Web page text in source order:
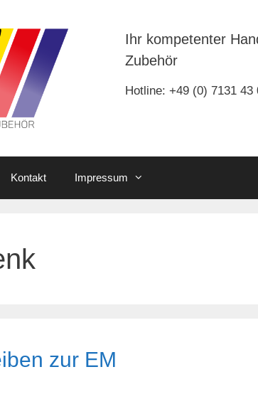
Ihr kompetenter
Zubehör
Hotline: +49 (0) 7131 43
Kontakt Impressum
zur EM